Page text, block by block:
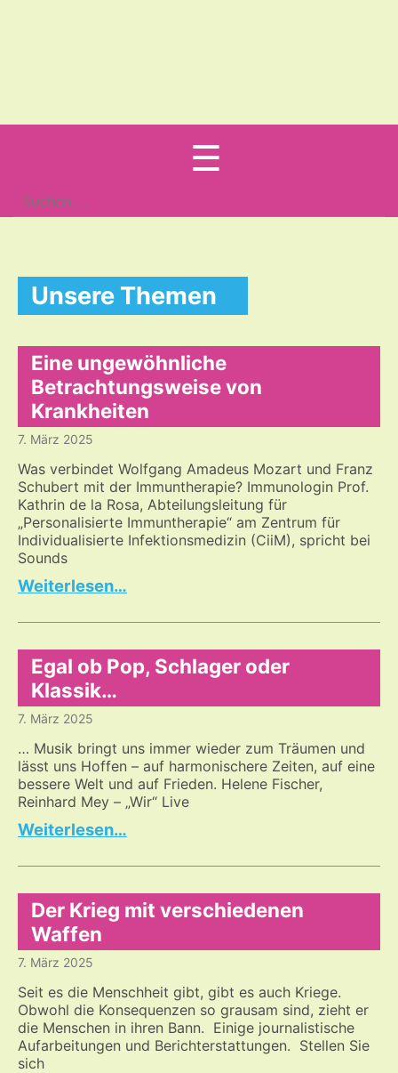
☰
Suche
nach:
Unsere Themen
Eine ungewöhnliche
Betrachtungsweise von
Krankheiten
7. März 2025
Was verbindet Wolfgang Amadeus Mozart und Franz
Schubert mit der Immuntherapie? Immunologin Prof.
Kathrin de la Rosa, Abteilungsleitung für
„Personalisierte Immuntherapie“ am Zentrum für
Individualisierte Infektionsmedizin (CiiM), spricht bei
Sounds
…
Betrachtungsweise
Krankheiten
Egal ob Pop, Schlager oder
Klassik…
7. März 2025
… Musik bringt uns immer wieder zum Träumen und
lässt uns Hoffen – auf harmonischere Zeiten, auf eine
bessere Welt und auf Frieden. Helene Fischer,
Reinhard Mey – „Wir“ Live
…
Pop,
oder
Der Krieg mit verschiedenen
Waffen
7. März 2025
Seit es die Menschheit gibt, gibt es auch Kriege.
Obwohl die Konsequenzen so grausam sind, zieht er
die Menschen in ihren Bann. Einige journalistische
Aufarbeitungen und Berichterstattungen. Stellen Sie
sich